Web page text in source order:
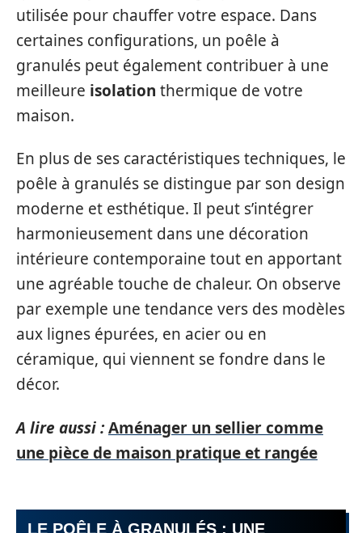
utilisée pour chauffer votre espace. Dans
certaines configurations, un poêle à
granulés peut également contribuer à une
meilleure isolation thermique de votre
maison.
En plus de ses caractéristiques techniques, le
poêle à granulés se distingue par son design
moderne et esthétique. Il peut s’intégrer
harmonieusement dans une décoration
intérieure contemporaine tout en apportant
une agréable touche de chaleur. On observe
par exemple une tendance vers des modèles
aux lignes épurées, en acier ou en
céramique, qui viennent se fondre dans le
décor.
A lire aussi :Aménager un sellier comme
une pièce de maison pratique et rangée
LE POÊLE À GRANULÉS : UNE